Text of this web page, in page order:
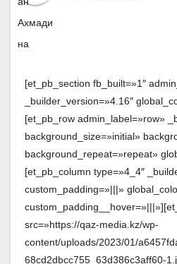
[et_pb_section fb_built=»1″
_builder_version=»4.16″
[et_pb_row admin_label=»row»
background_size=»initial»
background_repeat=»repeat»
[et_pb_column type=»4_4″
custom_padding=»|||»
src=»https://qaz-media.kz/wp-
content/uploads/2023/01/
68cd2dbcc755_63d386c3aff60-